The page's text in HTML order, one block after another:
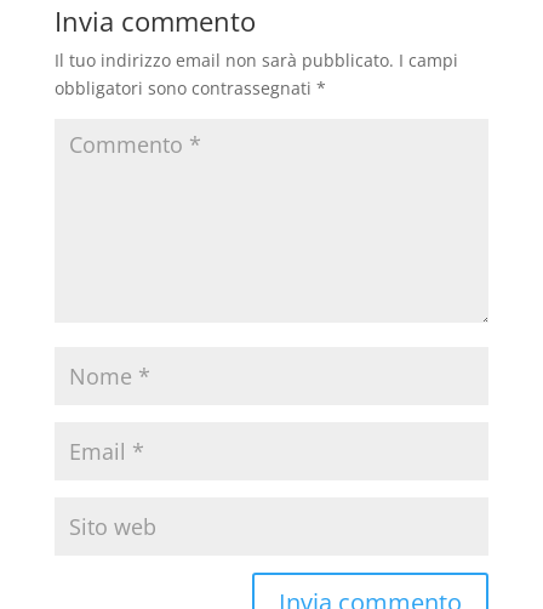
Invia commento
Il tuo indirizzo email non sarà pubblicato. I campi
obbligatori sono contrassegnati *